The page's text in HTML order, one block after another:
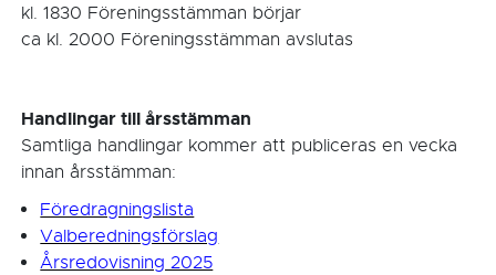
kl. 1830 Föreningsstämman börjar
ca kl. 2000 Föreningsstämman avslutas
Handlingar till årsstämman
Samtliga handlingar kommer att publiceras en vecka
innan årsstämman:
Föredragningslista
Valberedningsförslag
Årsredovisning 2025